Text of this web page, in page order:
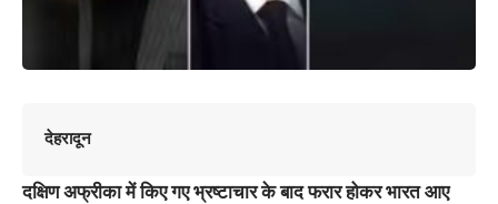
देहरादून
दक्षिण अफ्रीका में किए गए भ्रष्टाचार के बाद फरार होकर भारत आए